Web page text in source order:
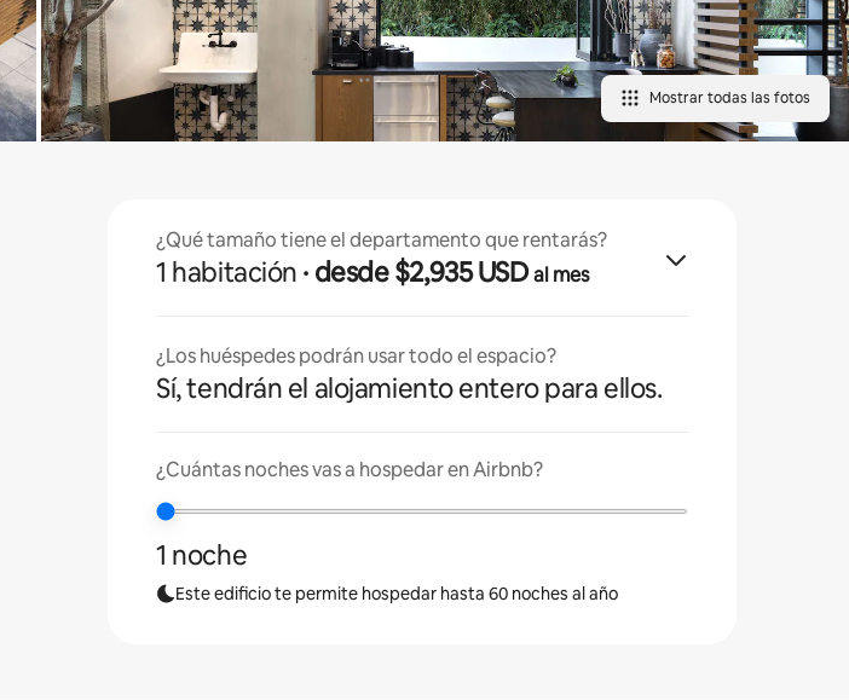
Mostrar todas las fotos
¿Qué tamaño tiene el departamento que rentarás?
1 habitación · desde $2,935 USDal mes
¿Los huéspedes podrán usar todo el espacio?
Sí, tendrán el alojamiento entero para ellos.
¿Cuántas noches vas a hospedar en Airbnb?
1 noche
Este edificio te permite hospedar hasta 60 noches al año